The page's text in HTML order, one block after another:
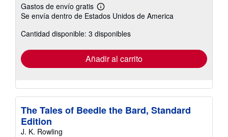
Gastos de envío gratis
Más
información
las
tarifas
envío
Se envía dentro de Estados Unidos de America
Cantidad disponible: 3 disponibles
Añadir al carrito
The Tales of Beedle the Bard, Standard
Edition
J. K. Rowling